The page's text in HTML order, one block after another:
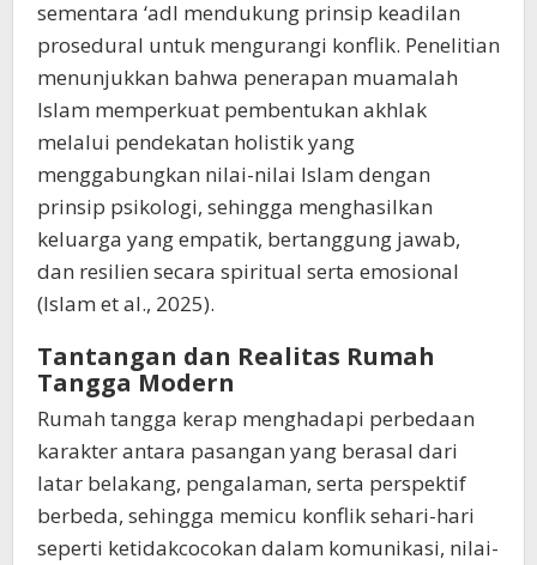
sementara ‘adl mendukung prinsip keadilan
prosedural untuk mengurangi konflik. Penelitian
menunjukkan bahwa penerapan muamalah
Islam memperkuat pembentukan akhlak
melalui pendekatan holistik yang
menggabungkan nilai-nilai Islam dengan
prinsip psikologi, sehingga menghasilkan
keluarga yang empatik, bertanggung jawab,
dan resilien secara spiritual serta emosional
(Islam et al., 2025).
Tantangan dan Realitas Rumah
Tangga Modern
Rumah tangga kerap menghadapi perbedaan
karakter antara pasangan yang berasal dari
latar belakang, pengalaman, serta perspektif
berbeda, sehingga memicu konflik sehari-hari
seperti ketidakcocokan dalam komunikasi, nilai-